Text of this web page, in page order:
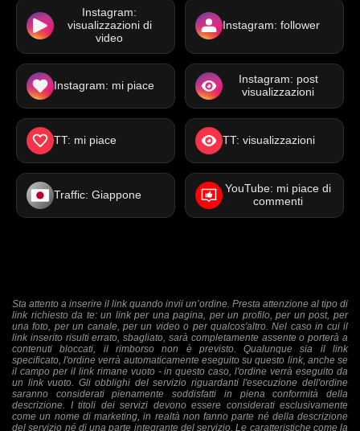
Instagram:
visualizzazioni di
video
Instagram: follower
Instagram: mi piace
Instagram: post
visualizzazioni
TT: mi piace TT: visualizzazioni
Traffic: Giappone
YouTube: mi piace di
commenti
Sta attento a inserire il link quando invii un’ordine. Presta attenzione al tipo di
link richiesto da te: un link per una pagina, per un profilo, per un post, per
una foto, per un canale, per un video o per qualcos'altro. Nel caso in cui il
link inserito risulti errato, sbagliato, sarà completamente assente o porterà a
contenuti bloccati, il rimborso non è previsto. Qualunque sia il link
specificato, l'ordine verrà automaticamente eseguito su questo link, anche se
il campo per il link rimane vuoto - in questo caso, l'ordine verrà eseguito da
un link vuoto. Gli obblighi del servizio riguardanti l'esecuzione dell'ordine
saranno considerati pienamente soddisfatti in piena conformità della
descrizione. I titoli dei servizi devono essere considerati esclusivamente
come un nome di marketing, in realtà non fanno parte né della descrizione
del servizio né di una parte integrante del servizio. Le caratteristiche come la